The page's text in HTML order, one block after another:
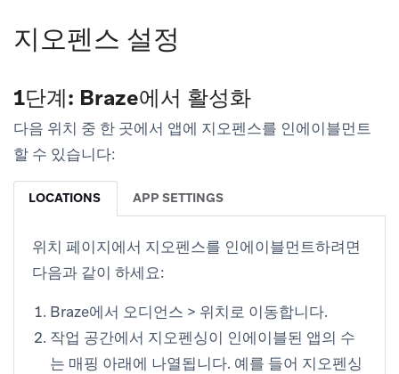
지오펜스 설정
1단계: Braze에서 활성화
다음 위치 중 한 곳에서 앱에 지오펜스를 인에이블먼트
할 수 있습니다:
LOCATIONS APP SETTINGS
위치 페이지에서 지오펜스를 인에이블먼트하려면
다음과 같이 하세요:
Braze에서 오디언스 > 위치로 이동합니다.
작업 공간에서 지오펜싱이 인에이블된 앱의 수
는 매핑 아래에 나열됩니다. 예를 들어 지오펜싱